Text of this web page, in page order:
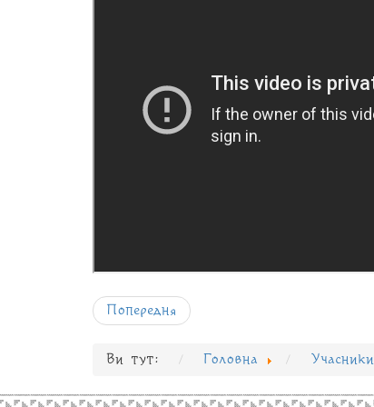
Попередня
Ви тут: Головна Учасники